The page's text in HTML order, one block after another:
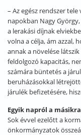
– Az egész rendszer
napokban Nagy
a lerakási díjnak
volna a célja, ám azzal,
annak a növelése
feldolgozó kapacitás,
számára büntetés a
beruházásokkal
járulék befizetésére,
Egyik napról a
Sok évvel ezelőtt a
önkormányzatok